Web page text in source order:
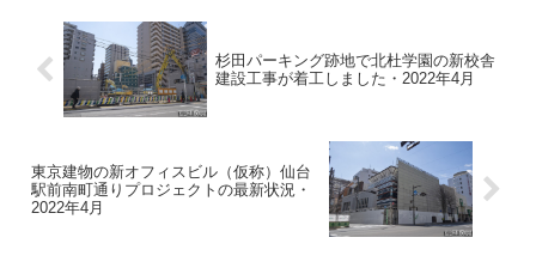
杉田パーキング跡地で北杜学園の新校舎
建設工事が着工しました・2022年4月
東京建物の新オフィスビル（仮称）仙台
駅前南町通りプロジェクトの最新状況・
2022年4月